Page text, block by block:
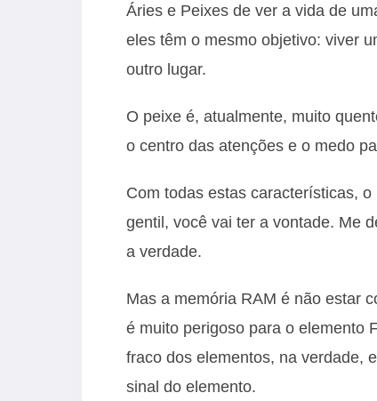
Áries e Peixes de ver a vida de
eles têm o mesmo objetivo: viver
outro lugar.
O peixe é, atualmente, muito
o centro das atenções e o medo
Com todas estas características,
gentil, você vai ter a vontade. Me
a verdade.
Mas a memória RAM é não estar
é muito perigoso para o elemento
fraco dos elementos, na verdade,
sinal do elemento.